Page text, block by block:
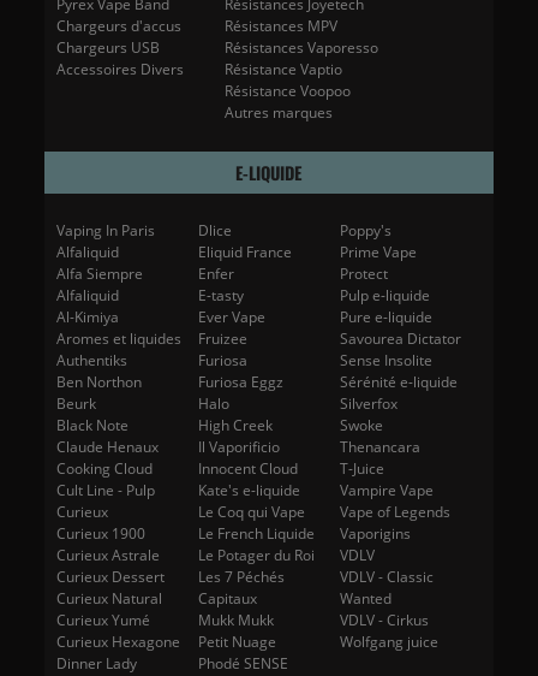
Pyrex Vape Band
Chargeurs d'accus
Chargeurs USB
Accessoires Divers
Résistances Joyetech
Résistances MPV
Résistances Vaporesso
Résistance Vaptio
Résistance Voopoo
Autres marques
E-LIQUIDE
Vaping In Paris
Alfaliquid
Alfa Siempre
Alfaliquid
Al-Kimiya
Aromes et liquides
Authentiks
Ben Northon
Beurk
Black Note
Claude Henaux
Cooking Cloud
Cult Line - Pulp
Curieux
Curieux 1900
Curieux Astrale
Curieux Dessert
Curieux Natural
Curieux Yumé
Curieux Hexagone
Dinner Lady
Dlice
Eliquid France
Enfer
E-tasty
Ever Vape
Fruizee
Furiosa
Furiosa Eggz
Halo
High Creek
Il Vaporificio
Innocent Cloud
Kate's e-liquide
Le Coq qui Vape
Le French Liquide
Le Potager du Roi
Les 7 Péchés
Capitaux
Mukk Mukk
Petit Nuage
Phodé SENSE
Poppy's
Prime Vape
Protect
Pulp e-liquide
Pure e-liquide
Savourea Dictator
Sense Insolite
Sérénité e-liquide
Silverfox
Swoke
Thenancara
T-Juice
Vampire Vape
Vape of Legends
Vaporigins
VDLV
VDLV - Classic
Wanted
VDLV - Cirkus
Wolfgang juice